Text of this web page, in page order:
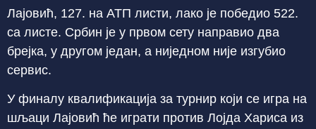
Лајовић, 127. на АТП листи, лако је победио 522.
са листе. Србин је у првом сету направио два
брејка, у другом један, а ниједном није изгубио
сервис.
У финалу квалификација за турнир који се игра на
шљаци Лајовић ће играти против Лојда Хариса из